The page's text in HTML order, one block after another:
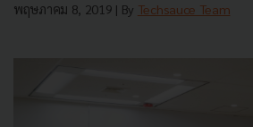
พฤษภาคม 8, 2019 | By Techsauce Team